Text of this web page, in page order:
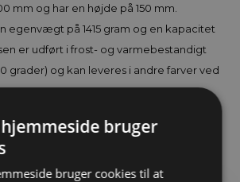
mm og har en højde på 150 mm.
egenvægt på 1415 gram og en kapacitet
er udført i frost- og varmebestandigt
grader) og kan leveres i andre farver ved
bruger
bruger cookies til at